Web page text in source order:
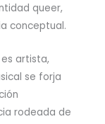
queer,
conceptual.
artista,
se forja
rodeada de